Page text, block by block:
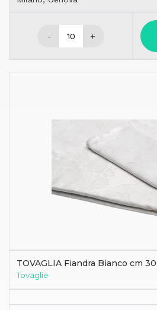
- +
TOVAGLIA Fiandra Bianco cm
Tovaglie